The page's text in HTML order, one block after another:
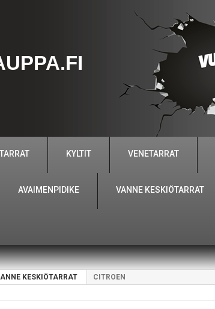
KYLTIT VENETARRAT
AVAIMENPIDIKE VANNE KESKIÖTARRAT
KESKIÖTARRAT CITROEN